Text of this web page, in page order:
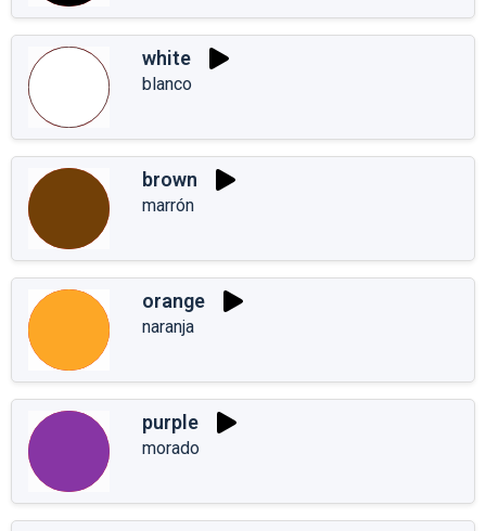
white
blanco
brown
marrón
orange
naranja
purple
morado